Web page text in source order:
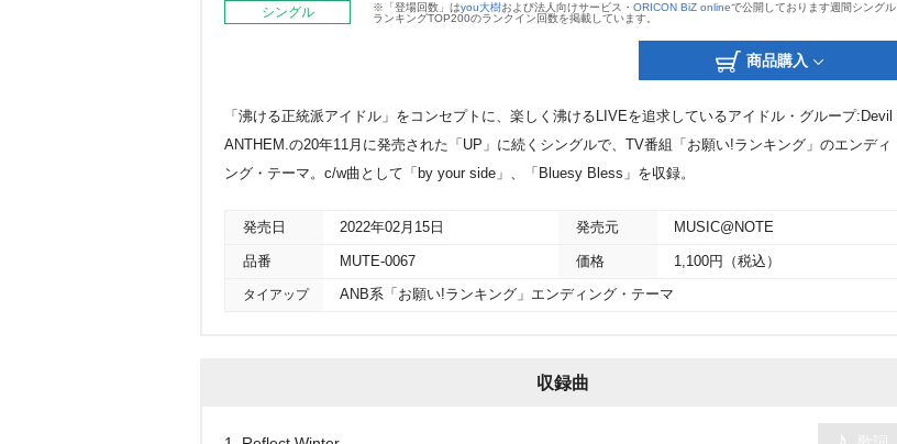
シングル ※「登場回数」はyou大樹および法人向けサービス・ ORICON BiZ onlineで公開しております週間シングル
ランキングTOP200のランクイン回数を掲載しています。
商品購入
「沸ける正統派アイドル」をコンセプトに、楽しく沸けるLIVEを追求しているアイドル・グループ:Devil
ANTHEM.の20年11月に発売された「UP」に続くシングルで、TV番組「お願い!ランキング」のエンディ
ング・テーマ。c/w曲として「by your side」、「Bluesy Bless」を収録。
発売日 2022年02月15日 発売元 MUSIC@NOTE
品番 MUTE-0067 価格 1,100円（税込）
タイアップ ANB系「お願い!ランキング」エンディング・テーマ
収録曲